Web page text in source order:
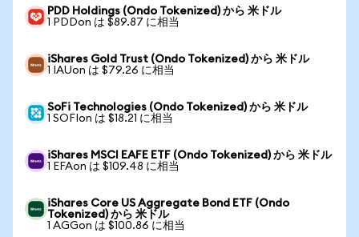
PDD Holdings (Ondo Tokenized) から 米ドル
1 PDDon は $89.87 に相当
iShares Gold Trust (Ondo Tokenized) から 米ドル
1 IAUon は $79.26 に相当
SoFi Technologies (Ondo Tokenized) から 米ドル
1 SOFIon は $18.21 に相当
iShares MSCI EAFE ETF (Ondo Tokenized) から 米ドル
1 EFAon は $109.48 に相当
iShares Core US Aggregate Bond ETF (Ondo
Tokenized) から 米ドル
1 AGGon は $100.86 に相当